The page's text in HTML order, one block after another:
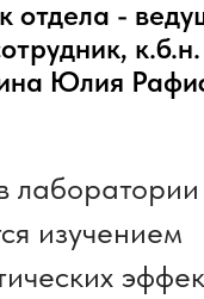
отдела -
к.б.н.
Юлия
лаборатории
изучением